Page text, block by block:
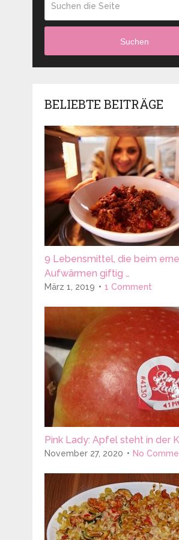
Suchen
BELIEBTE BEITRÄGE
9 Lebensmittel, die beim
Aufwärmen giftig …
März 1, 2019 1 Comment
Pink Lady: Apfel steht in der
November 27, 2020 No